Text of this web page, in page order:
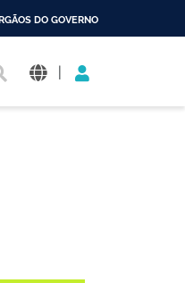
DO GOVERNO
|